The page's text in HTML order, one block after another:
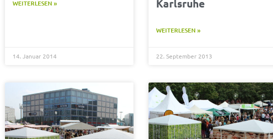
WEITERLESEN »
14. Januar 2014
Karlsruhe
WEITERLESEN »
22. September 2013